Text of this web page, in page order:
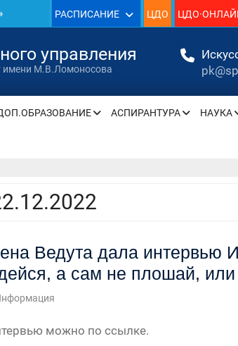
—
—
—
—
РАСПИСАНИЕ ЦДО
управления
имени М.В.Ломоносова
АСПИРАНТУРА НАУКА
Ведута дала интервью
а сам не плошай,
можно по ссылке.